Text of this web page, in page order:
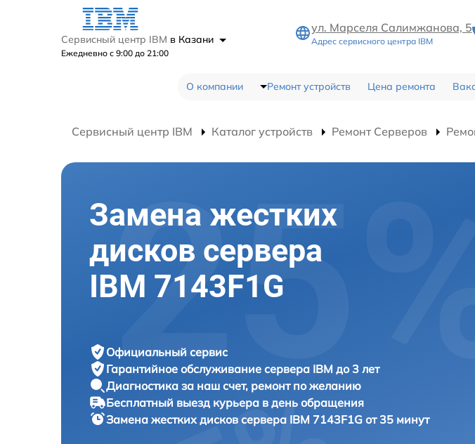
Сервисный центр IBM в Казани
Ежедневно с 9:00 до 21:00
ул. Марселя Салимжанова, 5
Адрес сервисного центра IBM
О компании Ремонт устройств Цена ремонта
Сервисный центр IBM Каталог устройств Ремонт Серверов
Замена жестких
дисков сервера
IBM 7143F1G
Официальный сервис
Гарантийное обслуживание сервера IBM до 3 лет
Диагностика за наш счет, ремонт по желанию
Бесплатный выезд курьера в день обращения
Замена жестких дисков сервера IBM 7143F1G от 35 минут